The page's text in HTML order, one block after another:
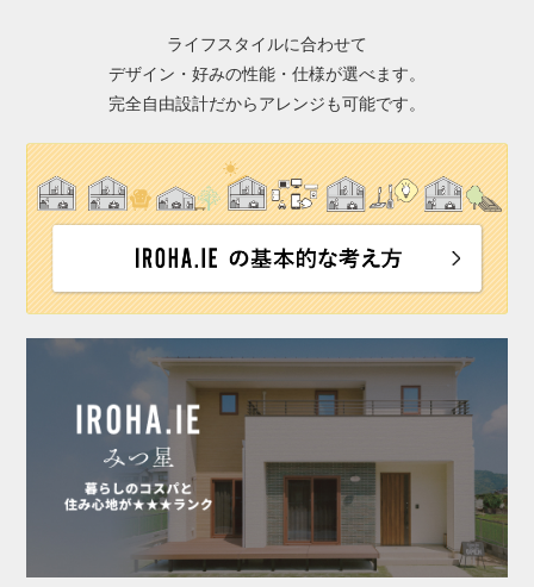
ライフスタイルに合わせて
デザイン・好みの性能・仕様が選べます。
完全自由設計だからアレンジも可能です。